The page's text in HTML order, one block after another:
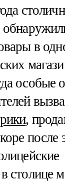
в
особые
,
после
столице